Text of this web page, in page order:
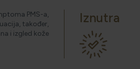
NJEGA KOŽE
PMS-a,
također,
i izgled kože
Iznutra